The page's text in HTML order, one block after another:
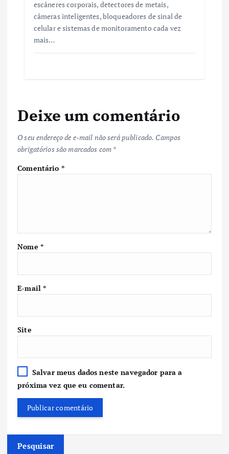
escâneres corporais, detectores de metais,
câmeras inteligentes, bloqueadores de sinal de
celular e sistemas de monitoramento cada vez
mais…
Deixe um comentário
O seu endereço de e-mail não será publicado. Campos
obrigatórios são marcados com *
Comentário *
Nome *
E-mail*
Site
Salvar meus dados neste navegador para a
próxima vez que eu comentar.
Pesquisar